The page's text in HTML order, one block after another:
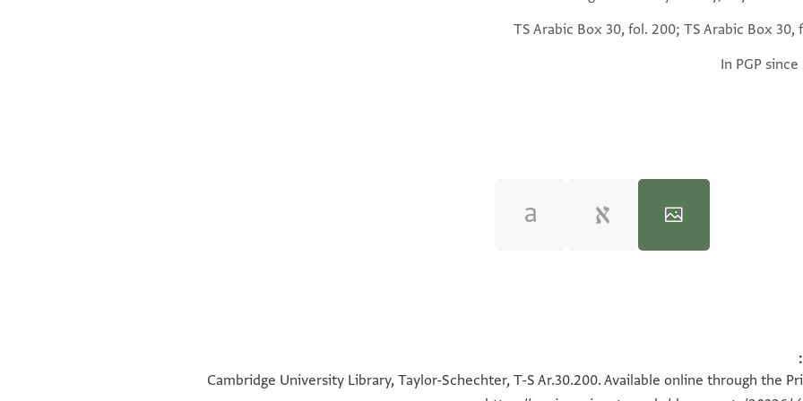
TS Arabic Box 30, fol. 200; TS Arabic Box 30,
In PGP
100%
100%
100%
100%
100%
100%
Cambridge University Library, Taylor-Schechter, T-S Ar.30.200. Available online through the